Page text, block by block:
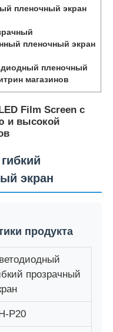
пленочный экран
пленочный экран
пленочный
магазинов
Film Screen с
и высокой
экран
продукта
прозрачный
P20